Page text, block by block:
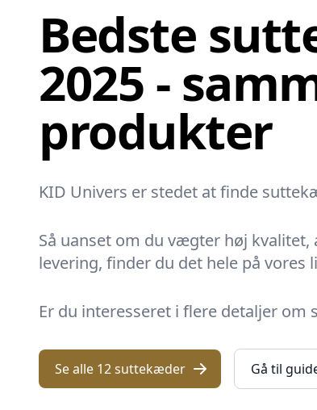
Bedste
2025 -
produkter
KID Univers er stedet at finde
Så uanset om du vægter høj
levering, finder du det hele på vores
Er du interesseret i flere detaljer
Se alle 12 suttekæder Gå til